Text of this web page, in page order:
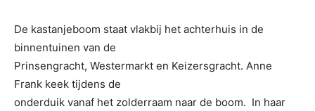
De kastanjeboom staat vlakbij het achterhuis in de
binnentuinen van de
Prinsengracht, Westermarkt en Keizersgracht. Anne
Frank keek tijdens de
onderduik vanaf het zolderraam naar de boom. In haar